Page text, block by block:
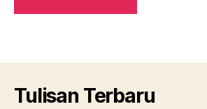
Tulisan Terbaru